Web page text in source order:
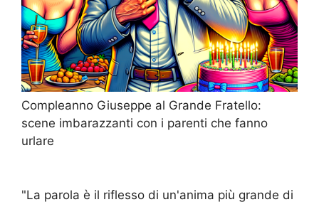
Compleanno Giuseppe al Grande Fratello:
scene imbarazzanti con i parenti che fanno
urlare
"La parola è il riflesso di un'anima più grande di